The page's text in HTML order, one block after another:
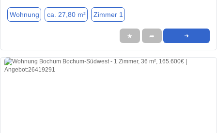
Wohnung ca. 27,80 m² Zimmer 1
★ ➦ ➜